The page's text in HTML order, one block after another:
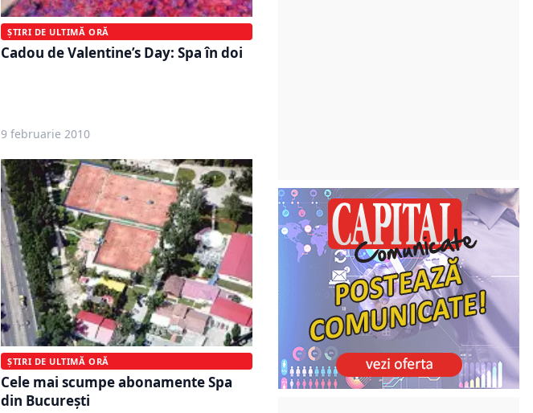
ȘTIRI DE ULTIMĂ ORĂ
Cadou de Valentine’s Day: Spa în doi
9 februarie 2010
ȘTIRI DE ULTIMĂ ORĂ
Cele mai scumpe abonamente Spa
din Bucureşti